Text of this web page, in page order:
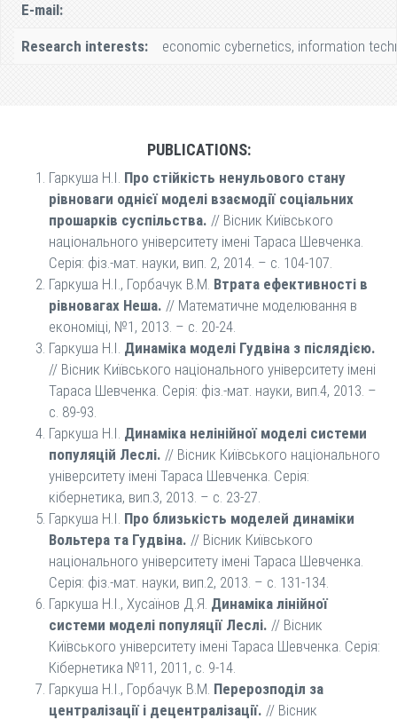
E-mail:
Research interests: economic cybernetics, information
PUBLICATIONS:
Гаркуша Н.І. Про стійкість ненульового стану
рівноваги однієї моделі взаємодії соціальних
прошарків суспільства. // Вісник Київського
національного університету імені Тараса Шевченка.
Серія: фіз.-мат. науки, вип. 2, 2014. – с. 104-107.
Гаркуша Н.І., Горбачук В.М. Втрата ефективності в
рівновагах Неша. // Математичне моделювання в
економіці, №1, 2013. – с. 20-24.
Гаркуша Н.І. Динаміка моделі Гудвіна з післядією.
// Вісник Київського національного університету імені
Тараса Шевченка. Серія: фіз.-мат. науки, вип.4, 2013. –
с. 89-93.
Гаркуша Н.І. Динаміка нелінійної моделі системи
популяцій Леслі. // Вісник Київського національного
університету імені Тараса Шевченка. Серія:
кібернетика, вип.3, 2013. – с. 23-27.
Гаркуша Н.І. Про близькість моделей динаміки
Вольтера та Гудвіна. // Вісник Київського
національного університету імені Тараса Шевченка.
Серія: фіз.-мат. науки, вип.2, 2013. – с. 131-134.
Гаркуша Н.І., Хусаїнов Д.Я. Динаміка лінійної
системи моделі популяції Леслі. // Вісник
Київського університету імені Тараса Шевченка. Серія:
Кібернетика №11, 2011, с. 9-14.
Гаркуша Н.І., Горбачук В.М. Перерозподіл за
централізації і децентралізації. // Вісник